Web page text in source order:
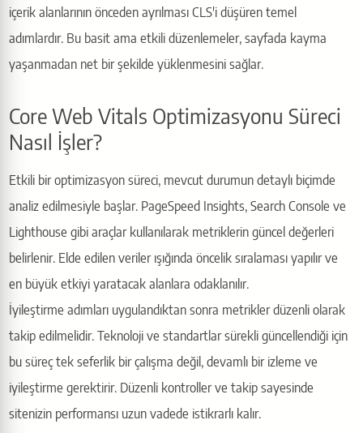
içerik alanlarının önceden ayrılması CLS'i düşüren temel
adımlardır. Bu basit ama etkili düzenlemeler, sayfada kayma
yaşanmadan net bir şekilde yüklenmesini sağlar.
Core Web Vitals Optimizasyonu Süreci
Nasıl İşler?
Etkili bir optimizasyon süreci, mevcut durumun detaylı biçimde
analiz edilmesiyle başlar. PageSpeed Insights, Search Console ve
Lighthouse gibi araçlar kullanılarak metriklerin güncel değerleri
belirlenir. Elde edilen veriler ışığında öncelik sıralaması yapılır ve
en büyük etkiyi yaratacak alanlara odaklanılır.
İyileştirme adımları uygulandıktan sonra metrikler düzenli olarak
takip edilmelidir. Teknoloji ve standartlar sürekli güncellendiği için
bu süreç tek seferlik bir çalışma değil, devamlı bir izleme ve
iyileştirme gerektirir. Düzenli kontroller ve takip sayesinde
sitenizin performansı uzun vadede istikrarlı kalır.